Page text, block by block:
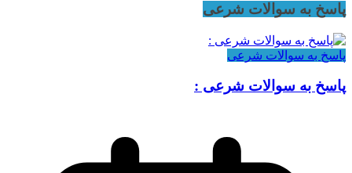
پاسخ به سوالات شرعی
پاسخ به سوالات شرعی
پاسخ به سوالات شرعی :